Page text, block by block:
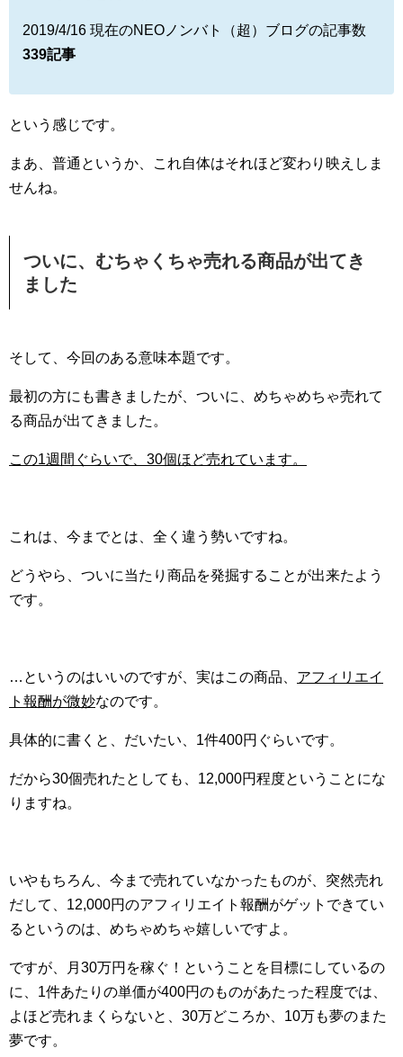
2019/4/16 現在のNEOノンバト（超）ブログの記事数
339記事
という感じです。
まあ、普通というか、これ自体はそれほど変わり映えしま
せんね。
ついに、むちゃくちゃ売れる商品が出てき
ました
そして、今回のある意味本題です。
最初の方にも書きましたが、ついに、めちゃめちゃ売れて
る商品が出てきました。
この1週間ぐらいで、30個ほど売れています。
これは、今までとは、全く違う勢いですね。
どうやら、ついに当たり商品を発掘することが出来たよう
です。
…というのはいいのですが、実はこの商品、 アフィリエイ
ト報酬が微妙なのです。
具体的に書くと、だいたい、1件400円ぐらいです。
だから30個売れたとしても、12,000円程度ということにな
りますね。
いやもちろん、今まで売れていなかったものが、突然売れ
だして、12,000円のアフィリエイト報酬がゲットできてい
るというのは、めちゃめちゃ嬉しいですよ。
ですが、月30万円を稼ぐ！ということを目標にしているの
に、1件あたりの単価が400円のものがあたった程度では、
よほど売れまくらないと、30万どころか、10万も夢のまた
夢です。